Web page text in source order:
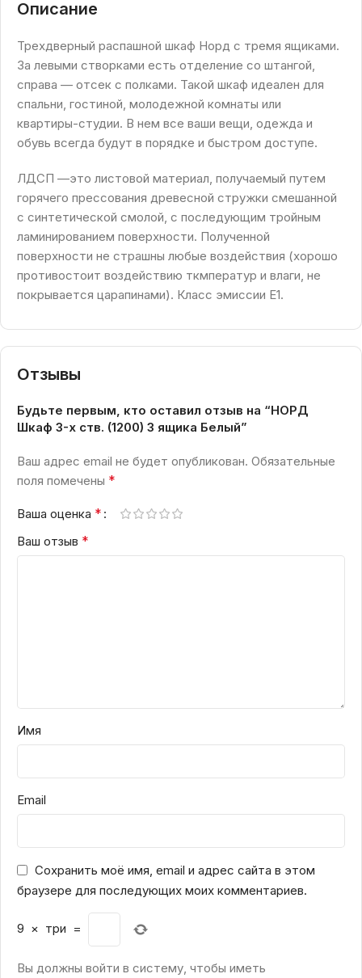
Описание
Трехдверный распашной шкаф Норд с тремя ящиками.
За левыми створками есть отделение со штангой,
справа — отсек с полками. Такой шкаф идеален для
спальни, гостиной, молодежной комнаты или
квартиры-студии. В нем все ваши вещи, одежда и
обувь всегда будут в порядке и быстром доступе.
ЛДСП —это листовой материал, получаемый путем
горячего прессования древесной стружки смешанной
с синтетической смолой, с последующим тройным
ламинированием поверхности. Полученной
поверхности не страшны любые воздействия (хорошо
противостоит воздействию ткмператур и влаги, не
покрывается царапинами). Класс эмиссии Е1.
Отзывы
Будьте первым, кто оставил отзыв на “НОРД
Шкаф 3-х ств. (1200) 3 ящика Белый”
Ваш адрес email не будет опубликован. Обязательные
поля помечены *
Ваша оценка *
Ваш отзыв *
Имя
Email
Сохранить моё имя, email и адрес сайта в этом
браузере для последующих моих комментариев.
9 × три =
Вы должны войти в систему, чтобы иметь